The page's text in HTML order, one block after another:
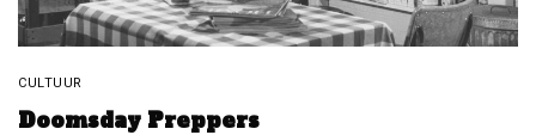
CULTUUR
Doomsday Preppers